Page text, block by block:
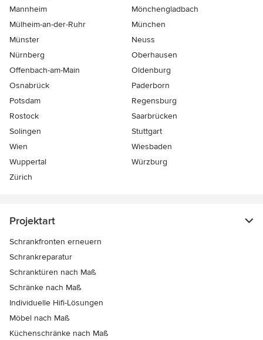
Mannheim
Mönchen­gladbach
Mülheim-an-der-Ruhr
München
Münster
Neuss
Nürnberg
Oberhausen
Offenbach-am-Main
Oldenburg
Osnabrück
Paderborn
Potsdam
Regensburg
Rostock
Saarbrücken
Solingen
Stuttgart
Wien
Wiesbaden
Wuppertal
Würzburg
Zürich
Projektart
Schrankfronten erneuern
Schrankreparatur
Schranktüren nach Maß
Schränke nach Maß
Individuelle Hifi-Lösungen
Möbel nach Maß
Küchenschränke nach Maß